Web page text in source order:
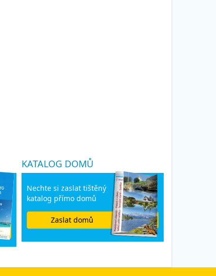
KATALOG DOMŮ
Nechte si zaslat tištěný
katalog přímo domů
Zaslat domů